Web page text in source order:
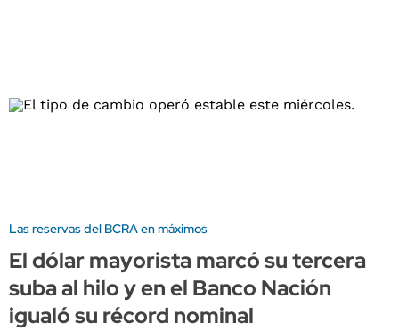
Las reservas del BCRA en máximos
El dólar mayorista marcó su tercera
suba al hilo y en el Banco Nación
igualó su récord nominal